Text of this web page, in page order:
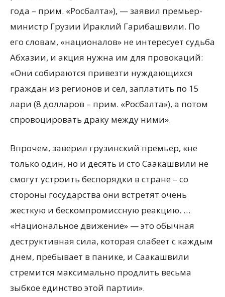
года – прим. «Росбалта»), — заявил премьер-
министр Грузии Ираклий Гарибашвили. По
его словам, «националов» не интересует судьба
Абхазии, и акция нужна им для провокаций:
«Они собираются привезти нуждающихся
граждан из регионов и сел, заплатить по 15
лари (8 долларов – прим. «Росбалта»), а потом
спровоцировать драку между ними».
Впрочем, заверил грузинский премьер, «не
только один, но и десять и сто Саакашвили не
смогут устроить беспорядки в стране – со
стороны государства они встретят очень
жесткую и бескомпромиссную реакцию. …
«Национальное движение» — это обычная
деструктивная сила, которая слабеет с каждым
днем, пребывает в панике, и Саакашвили
стремится максимально продлить весьма
зыбкое единство этой партии».